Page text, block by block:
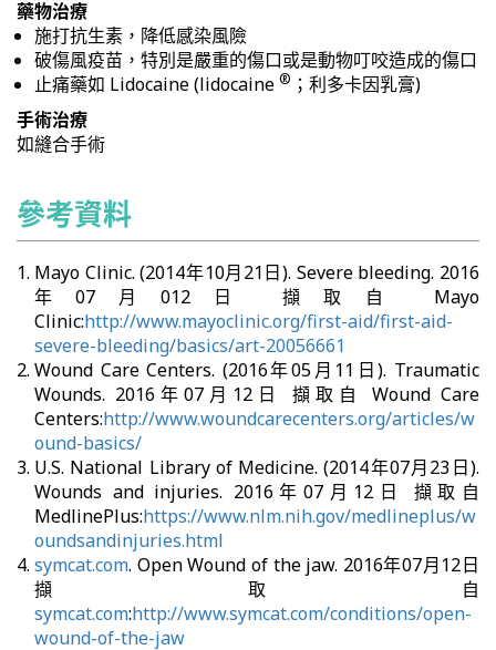
藥物治療
施打抗生素，降低感染風險
破傷風疫苗，特別是嚴重的傷口或是動物叮咬造成的傷口
止痛藥如 Lidocaine (lidocaine ® ；利多卡因乳膏)
手術治療
如縫合手術
參考資料
Mayo Clinic. (2014年10月21日). Severe bleeding. 2016
年07月012日 擷取自 Mayo
Clinic:http://www.mayoclinic.org/first-aid/first-aid-
severe-bleeding/basics/art-20056661
Wound Care Centers. (2016年05月11日). Traumatic
Wounds. 2016年07月12日 擷取自 Wound Care
Centers:http://www.woundcarecenters.org/articles/w
ound-basics/
U.S. National Library of Medicine. (2014年07月23日).
Wounds and injuries. 2016年07月12日 擷取自
MedlinePlus:https://www.nlm.nih.gov/medlineplus/w
oundsandinjuries.html
symcat.com. Open Wound of the jaw. 2016年07月12日
擷取自
symcat.com:http://www.symcat.com/conditions/open-
wound-of-the-jaw